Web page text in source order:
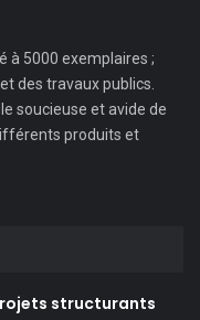
à 5000 exemplaires ;
des travaux publics.
soucieuse et avide de
produits et
structurants